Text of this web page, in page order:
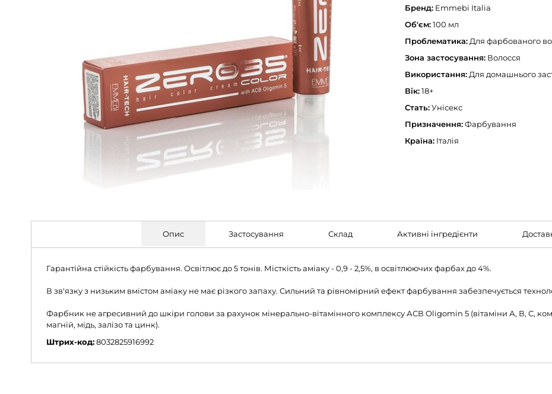
Бренд: Emmebi Italia
Об'єм:100 мл
Проблематика: Для фарбованого
Зона застосування: Волосся
Використання: Для домашнього
Вік:18+
Стать:Унісекс
Призначення:Фарбування
Країна: Італія
Опис Застосування Склад Активні інгредієнти
Гарантійна стійкість фарбування. Освітлює до 5 тонів. Місткість аміаку - 0,9 - 2,5%, в освітлюючих фарбах до 4%.
В зв'язку з низьким вмістом аміаку не має різкого запаху. Сильний та рівномірний ефект фарбування забезпечується
Фарбник не агресивний до шкіри голови за рахунок мінерально-вітамінного комплексу АСВ Oligomin 5 (вітаміни А, В, С,
магній, мідь, залізо та цинк).
Штрих-код:8032825916992